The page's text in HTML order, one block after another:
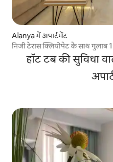
Alanya में अपार्टमेंट
निजी टेरास क्लियोपेट के साथ गुलाब 1
हॉट टब की सुविधा